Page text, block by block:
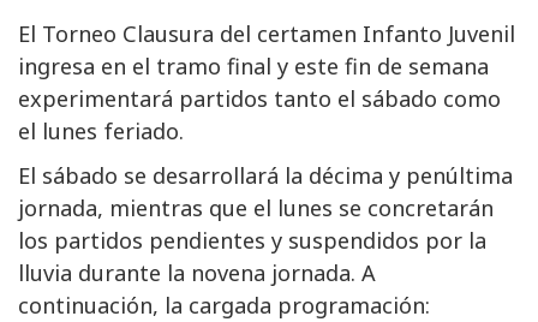
El Torneo Clausura del certamen Infanto Juvenil
ingresa en el tramo final y este fin de semana
experimentará partidos tanto el sábado como
el lunes feriado.
El sábado se desarrollará la décima y penúltima
jornada, mientras que el lunes se concretarán
los partidos pendientes y suspendidos por la
lluvia durante la novena jornada. A
continuación, la cargada programación: